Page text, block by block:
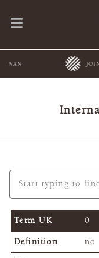
JOIN Juleteppe
0
no